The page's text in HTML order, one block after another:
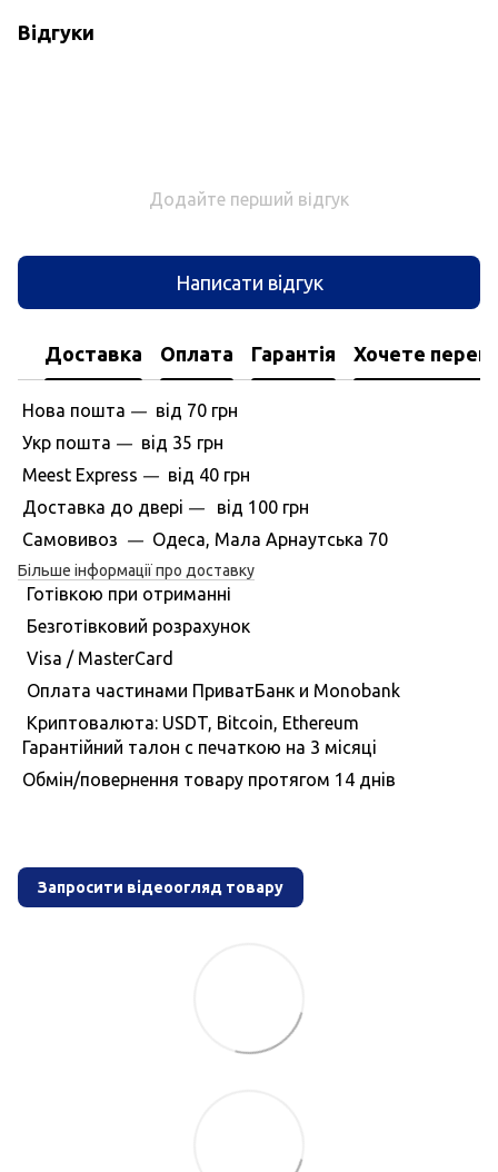
Відгуки
Додайте перший відгук
Написати відгук
Доставка Оплата Гарантія Хочете
Нова пошта — вiд 70 грн
Укр пошта — вiд 35 грн
Meest Express — вiд 40 грн
Доставка до дверi —вiд 100 грн
Самовивоз
— Одеса, Мала Арнаутська 70
Більше інформації про доставку
Готівкою при отриманні
Безготівковий розрахунок
Visa / MasterCard
Оплата частинами ПриватБанк и Monobank
Криптовалюта: USDT, Bitcoin, Ethereum
Гарантiйний талон с печаткою на 3 мiсяцi
Обмiн/повернення товару протягом 14 днiв
Запросити відеоогляд товару